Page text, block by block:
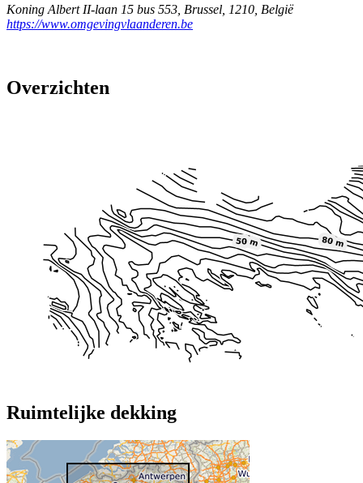
Koning Albert II-laan 15 bus 553 Brussel 1210 België
https://www.omgevingvlaanderen.be
Overzichten
Ruimtelijke dekking